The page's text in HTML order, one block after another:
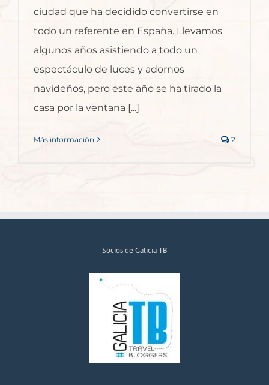
ciudad que ha decidido convertirse en
todo un referente en España. Llevamos
algunos años asistiendo a todo un
espectáculo de luces y adornos
navideños, pero este año se ha tirado la
casa por la ventana [...]
Más información 2
Socios de Galicia TB